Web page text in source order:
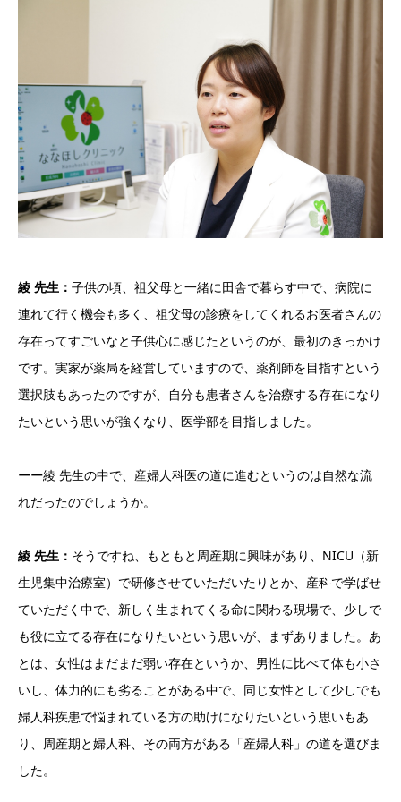
綾 先生： 子供の頃、祖父母と一緒に田舎で暮らす中で、病院に
連れて行く機会も多く、祖父母の診療をしてくれるお医者さんの
存在ってすごいなと子供心に感じたというのが、最初のきっかけ
です。実家が薬局を経営していますので、薬剤師を目指すという
選択肢もあったのですが、自分も患者さんを治療する存在になり
たいという思いが強くなり、医学部を目指しました。
ーー綾 先生の中で、産婦人科医の道に進むというのは自然な流
れだったのでしょうか。
綾 先生： そうですね、もともと周産期に興味があり、NICU（新
生児集中治療室）で研修させていただいたりとか、産科で学ばせ
ていただく中で、新しく生まれてくる命に関わる現場で、少しで
も役に立てる存在になりたいという思いが、まずありました。あ
とは、女性はまだまだ弱い存在というか、男性に比べて体も小さ
いし、体力的にも劣ることがある中で、同じ女性として少しでも
婦人科疾患で悩まれている方の助けになりたいという思いもあ
り、周産期と婦人科、その両方がある「産婦人科」の道を選びま
した。